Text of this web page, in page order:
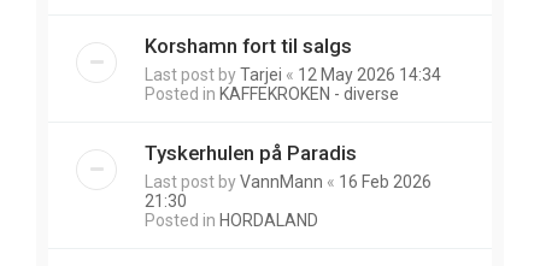
Korshamn fort til salgs
Last post byTarjei « 12 May 2026 14:34
Posted in KAFFEKROKEN - diverse
Tyskerhulen på Paradis
Last post byVannMann « 16 Feb 2026
21:30
Posted in HORDALAND